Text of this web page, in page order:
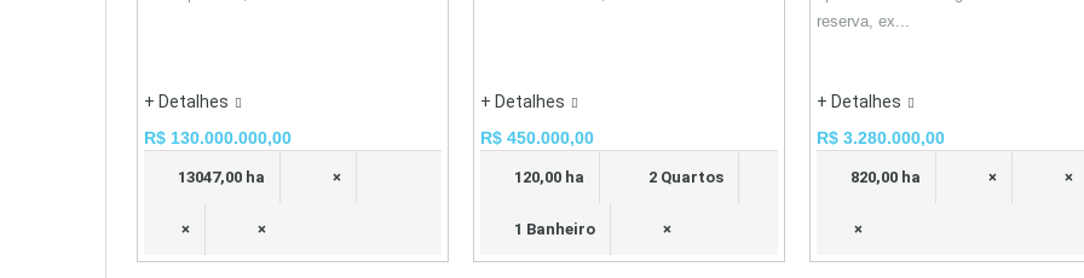
+ Detalhes
R$ 130.000.000,00
13047,00 ha ×
× ×
+ Detalhes
R$ 450.000,00
120,00 ha 2 Quartos
1 Banheiro ×
reserva, ex...
+ Detalhes
R$ 3.280.000,00
820,00 ha × ×
×